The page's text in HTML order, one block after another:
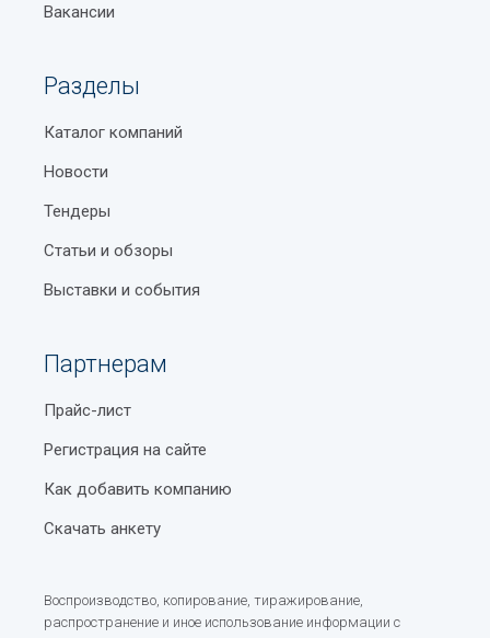
Вакансии
Разделы
Каталог компаний
Новости
Тендеры
Статьи и обзоры
Выставки и события
Партнерам
Прайс-лист
Регистрация на сайте
Как добавить компанию
Скачать анкету
Воспроизводство, копирование, тиражирование,
распространение и иное использование информации с